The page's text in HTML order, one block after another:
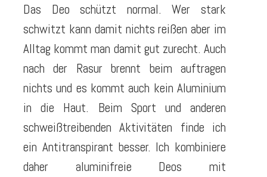
Das Deo schützt normal. Wer stark
schwitzt kann damit nichts reißen aber im
Alltag kommt man damit gut zurecht. Auch
nach der Rasur brennt beim auftragen
nichts und es kommt auch kein Aluminium
in die Haut. Beim Sport und anderen
schweißtreibenden Aktivitäten finde ich
ein Antitranspirant besser. Ich kombiniere
daher aluminifreie Deos mit